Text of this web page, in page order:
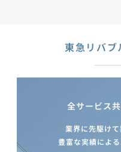
東急リバブ
全サービス
業界に先駆け
豊富な実績によ